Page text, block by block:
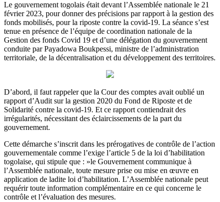
Le gouvernement togolais était devant l’Assemblée nationale le 21
février 2023, pour donner des précisions par rapport à la gestion des
fonds mobilisés, pour la riposte contre la covid-19. La séance s’est
tenue en présence de l’équipe de coordination nationale de la
Gestion des fonds Covid 19 et d’une délégation du gouvernement
conduite par Payadowa Boukpessi, ministre de l’administration
territoriale, de la décentralisation et du développement des territoires.
D’abord, il faut rappeler que la Cour des comptes avait oublié un
rapport d’Audit sur la gestion 2020 du Fond de Riposte et de
Solidarité contre la covid-19. Et ce rapport contiendrait des
irrégularités, nécessitant des éclaircissements de la part du
gouvernement.
Cette démarche s’inscrit dans les prérogatives de contrôle de l’action
gouvernementale comme l’exige l’article 5 de la loi d’habilitation
togolaise, qui stipule que : »le Gouvernement communique à
l’Assemblée nationale, toute mesure prise ou mise en œuvre en
application de ladite loi d’habilitation. L’Assemblée nationale peut
requérir toute information complémentaire en ce qui concerne le
contrôle et l’évaluation des mesures.